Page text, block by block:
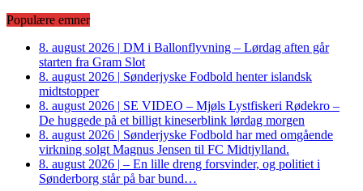
Populære emner
8. august 2026 | DM i Ballonflyvning – Lørdag aften går
starten fra Gram Slot
8. august 2026 | Sønderjyske Fodbold henter islandsk
midtstopper
8. august 2026 | SE VIDEO – Mjøls Lystfiskeri Rødekro –
De huggede på et billigt kineserblink lørdag morgen
8. august 2026 | Sønderjyske Fodbold har med omgående
virkning solgt Magnus Jensen til FC Midtjylland.
8. august 2026 | – En lille dreng forsvinder, og politiet i
Sønderborg står på bar bund…